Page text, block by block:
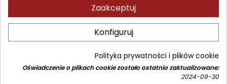
Autor: Krzysztof Zeman
(0)
Cena
143,90 złCena
podstawowa
169,00 zł
Dodaj do koszyka
Zaakceptuj
Konfiguruj
Polityka prywatności i plików cookie
Oświadczenie o plikach cookie zostało ostatnio zaktualizowane:
2024-09-30